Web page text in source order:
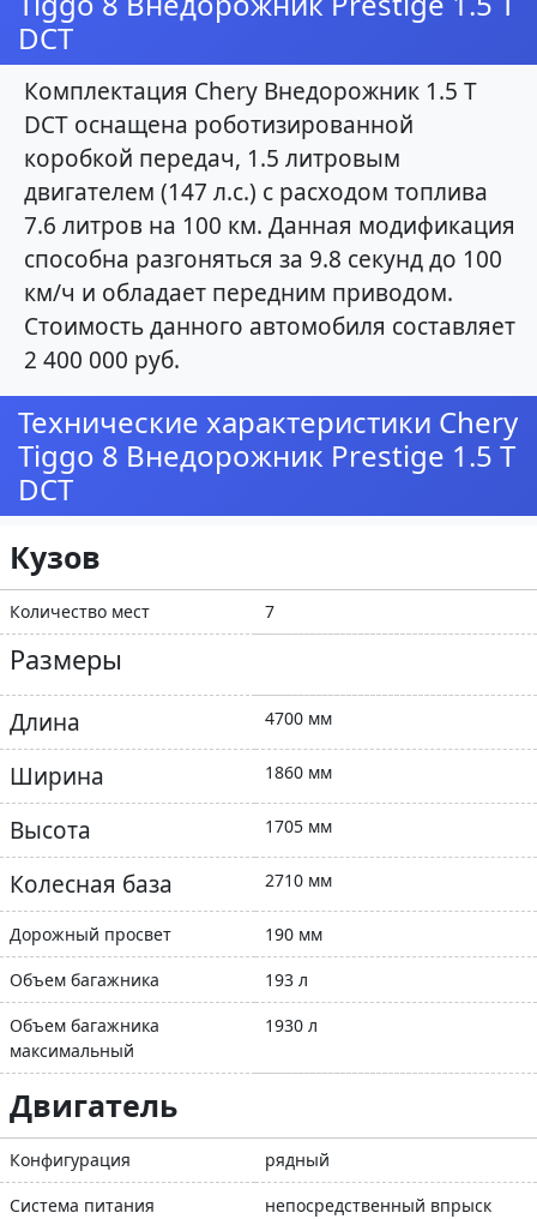
DCT
Комплектация Chery Внедорожник 1.5 T
DCT оснащена роботизированной
коробкой передач, 1.5 литровым
двигателем (147 л.с.) с расходом топлива
7.6 литров на 100 км. Данная модификация
способна разгоняться за 9.8 секунд до 100
км/ч и обладает передним приводом.
Стоимость данного автомобиля составляет
2 400 000 руб.
Технические характеристики Chery
Tiggo 8 Внедорожник Prestige 1.5 T
DCT
Кузов
Количество мест 7
Размеры
Длина 4700 мм
Ширина 1860 мм
Высота 1705 мм
Колесная база 2710 мм
Дорожный просвет
190 мм
Объем багажника
193 л
Объем багажника
максимальный
1930 л
Двигатель
Конфигурация
рядный
Система питания
непосредственный впрыск